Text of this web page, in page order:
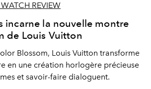
REVIEW
incarne la nouvelle montre
de Louis Vuitton
Blossom, Louis Vuitton transforme
en une création horlogère précieuse
et savoir-faire dialoguent.